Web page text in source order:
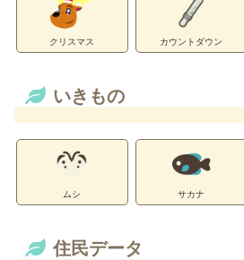
クリスマス カウントダウン
いきもの
ムシ サカナ
住民データ